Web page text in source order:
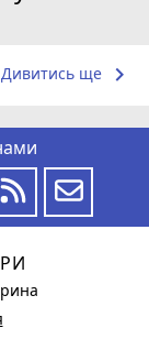
Дивитись ще keyboard_arrow_right